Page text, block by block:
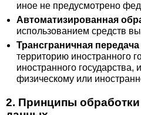
иное не предусмотрено
Автоматизированная
использованием средств
Трансграничная
территорию иностранного
иностранного государства,
физическому или
2. Принципы